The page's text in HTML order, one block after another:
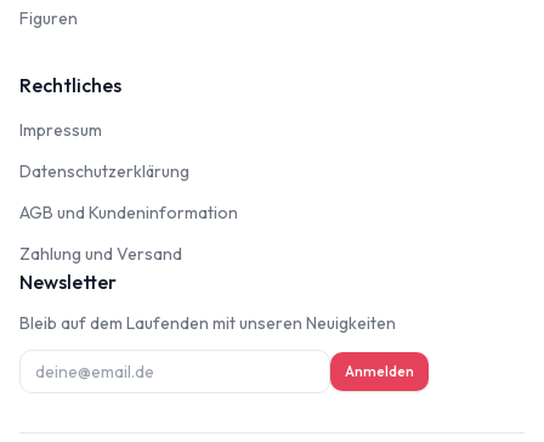
Figuren
Rechtliches
Impressum
Datenschutzerklärung
AGB und Kundeninformation
Zahlung und Versand
Newsletter
Bleib auf dem Laufenden mit unseren Neuigkeiten
Anmelden